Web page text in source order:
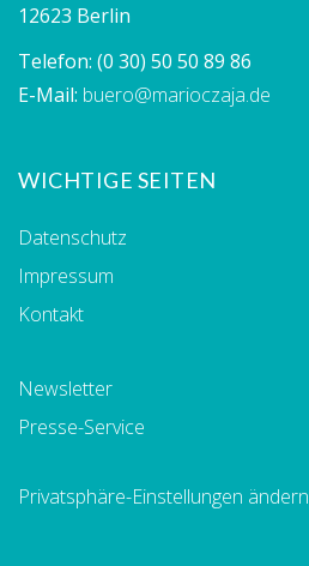
12623 Berlin
Telefon: (0 30) 50 50 89 86
E-Mail: buero@marioczaja.de
WICHTIGE SEITEN
Datenschutz
Impressum
Kontakt
Newsletter
Presse-Service
Privatsphäre-Einstellungen ändern